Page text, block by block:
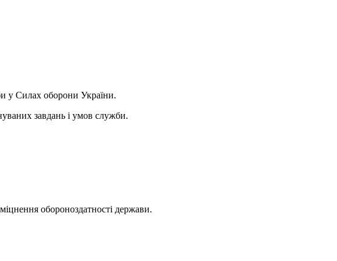
у Силах оборони України.
завдань і умов служби.
обороноздатності держави.